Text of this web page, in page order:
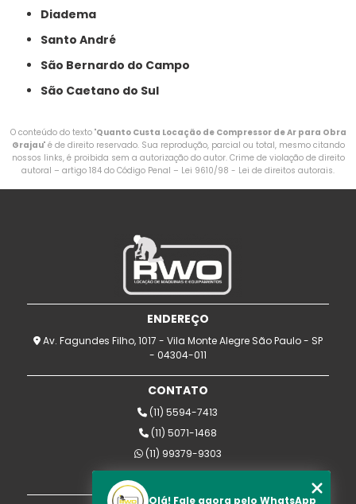
Diadema
Santo André
São Bernardo do Campo
São Caetano do Sul
O conteúdo do texto "Quanto Custa Locação de Compressor de Ar para Obra
Grajau" é de direito reservado. Sua reprodução, parcial ou total, mesmo citando
nossos links, é proibida sem a autorização do autor. Crime de violação de direito
autoral – artigo 184 do Código Penal – Lei 9610/98 - Lei de direitos autorais.
ENDEREÇO
Av. Fagundes Filho, 1017 - Vila Monte Alegre São Paulo - SP
- 04304-011
CONTATO
(11) 5594-7413
(11) 5071-1468
(11) 99379-9303
rwomaquinas@uol.com.br
Olá! Fale agora pelo WhatsApp